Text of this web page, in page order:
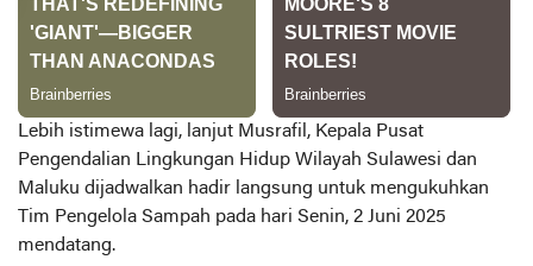
Lebih istimewa lagi, lanjut Musrafil, Kepala Pusat
Pengendalian Lingkungan Hidup Wilayah Sulawesi dan
Maluku dijadwalkan hadir langsung untuk mengukuhkan
Tim Pengelola Sampah pada hari Senin, 2 Juni 2025
mendatang.